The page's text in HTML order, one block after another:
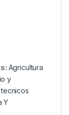
Agricultura
y
Y